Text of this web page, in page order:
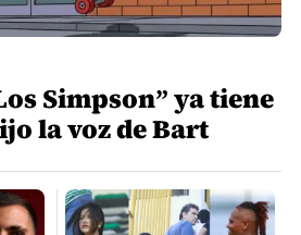
Simpson” ya tiene
la voz de Bart